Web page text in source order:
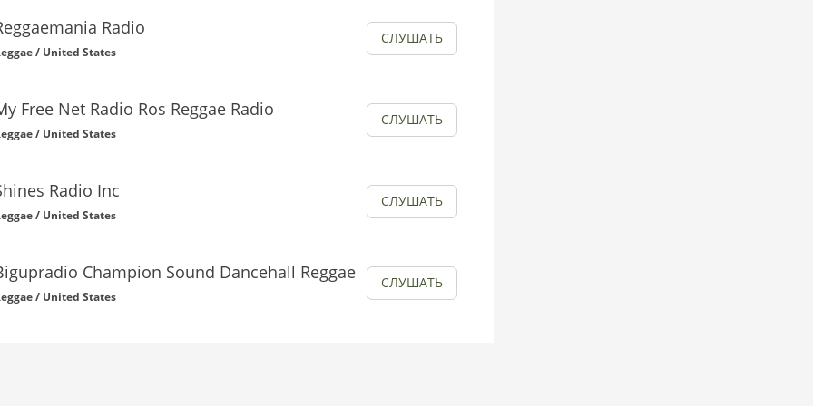
Radio
/ United States
СЛУШАТЬ
Free Net Radio Ros Reggae Radio
/ United States
СЛУШАТЬ
Radio Inc
/ United States
СЛУШАТЬ
Champion Sound Dancehall Reggae
/ United States
СЛУШАТЬ